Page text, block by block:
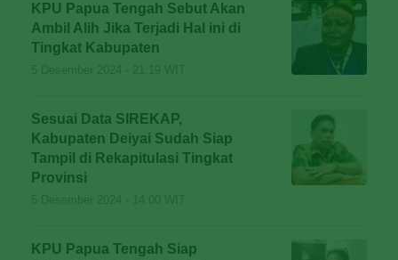
KPU Papua Tengah Sebut Akan
Ambil Alih Jika Terjadi Hal ini di
Tingkat Kabupaten
Sesuai Data SIREKAP,
Kabupaten Deiyai Sudah Siap
Tampil di Rekapitulasi Tingkat
Provinsi
KPU Papua Tengah Siap